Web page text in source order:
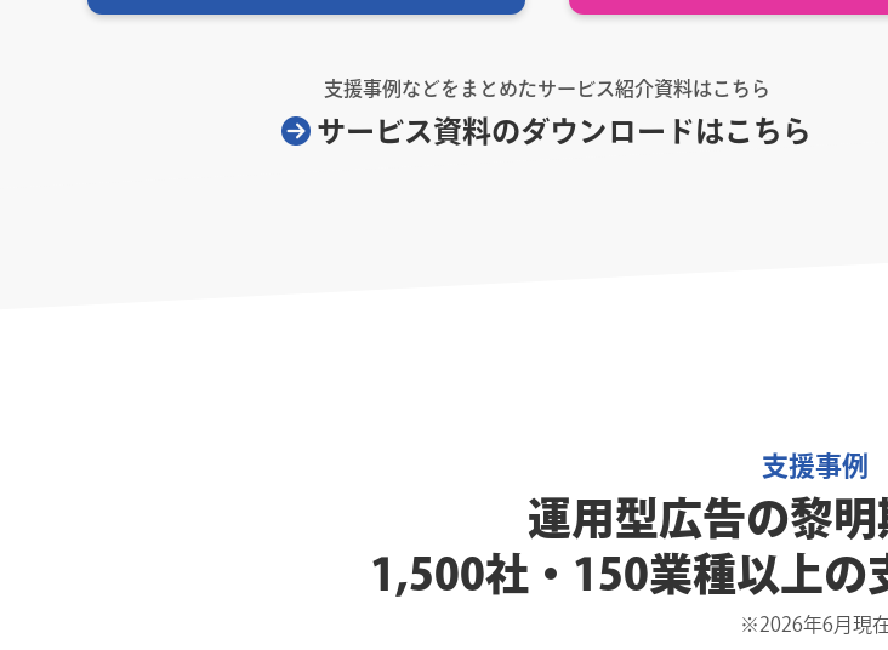
支援事例などをまとめたサービス紹介資料はこちら
サービス資料のダウンロードはこちら
支援事例
運用型広告の黎
1,500社・150業種以上の
※2026年6月現